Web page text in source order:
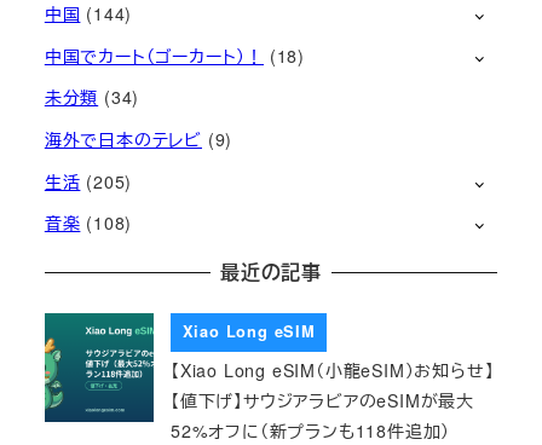
中国 (144)
中国でカート（ゴーカート）！
(18)
未分類 (34)
海外で日本のテレビ (9)
生活 (205)
音楽 (108)
最近の記事
Xiao Long eSIM
【Xiao Long eSIM（小龍eSIM）お知らせ】
【値下げ】サウジアラビアのeSIMが最大
52%オフに（新プランも118件追加）